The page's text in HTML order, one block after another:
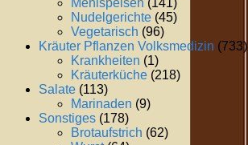
Mehlspeisen (141)
Nudelgerichte (45)
Vegetarisch (96)
Kräuter Pflanzen Volksmedizin (733)
Krankheiten (1)
Kräuterküche (218)
Salate (113)
Marinaden (9)
Sonstiges (178)
Brotaufstrich (62)